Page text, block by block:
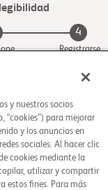
4
Registrarse
y nuestros socios
“cookies”) para mejorar
y los anuncios en
sociales. Al hacer clic
cookies mediante la
utilizar y compartir
estos fines. Para más